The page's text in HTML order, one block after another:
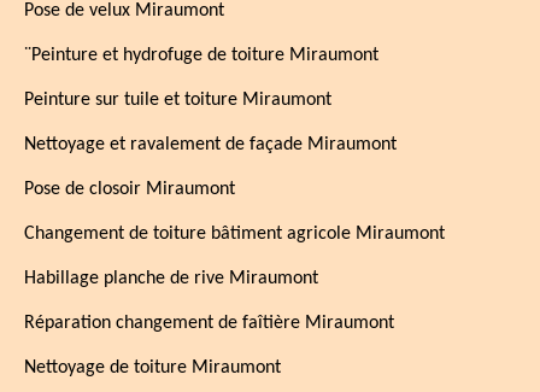
Pose de velux Miraumont
¨Peinture et hydrofuge de toiture Miraumont
Peinture sur tuile et toiture Miraumont
Nettoyage et ravalement de façade Miraumont
Pose de closoir Miraumont
Changement de toiture bâtiment agricole Miraumont
Habillage planche de rive Miraumont
Réparation changement de faîtière Miraumont
Nettoyage de toiture Miraumont